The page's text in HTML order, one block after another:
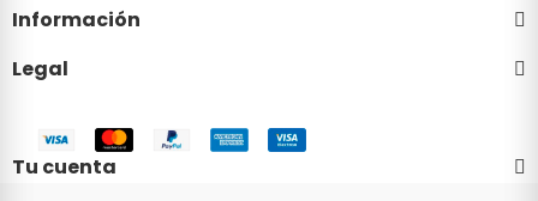
Información
Legal
Tu cuenta